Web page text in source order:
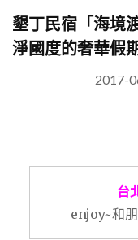
墾丁民宿「海境
淨國度的奢華假
2017-
台
enjoy~和